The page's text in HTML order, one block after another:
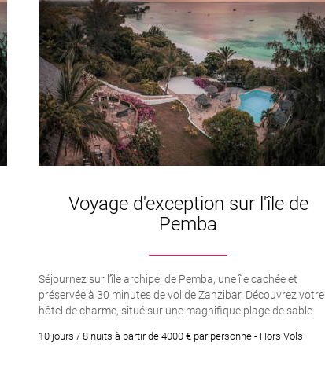
Voyage d'exception sur l'île de
Pemba
Séjournez sur l’île archipel de Pemba, une île cachée et
préservée à 30 minutes de vol de Zanzibar. Découvrez votre
hôtel de charme, situé sur une magnifique plage de sable
est digne d’une carte postale et la nature est à couper le
10 jours / 8 nuits à partir de 4000 € par personne - Hors Vols